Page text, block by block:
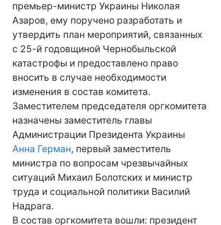
премьер-министр Украины Николая
Азаров, ему поручено разработать и
утвердить план мероприятий, связанных
с 25-й годовщиной Чернобыльской
катастрофы и предоставлено право
вносить в случае необходимости
изменения в состав комитета.
Заместителем председателя оргкомитета
назначены заместитель главы
Администрации Президента Украины
Анна Герман, первый заместитель
министра по вопросам чрезвычайных
ситуаций Михаил Болотских и министр
труда и социальной политики Василий
Надрага.
В состав оргкомитета вошли: президент